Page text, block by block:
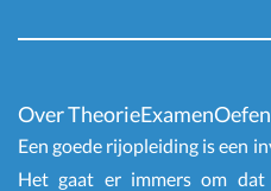
Over
Een goede rijopleiding is een
Het gaat er immers om